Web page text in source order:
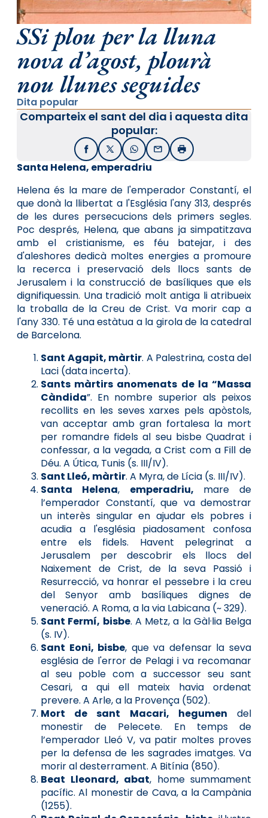
SSi plou per la lluna
nova d’agost, plourà
nou llunes seguides
Dita popular
Comparteix el sant del dia i aquesta dita
popular:
FacebookX / TwitterWhatsApp
EmailImprimir
Santa Helena, emperadriu
Helena és la mare de l'emperador Constantí, el
que donà la llibertat a l'Església l'any 313, després
de les dures persecu­cions dels primers segles.
Poc després, Helena, que abans ja simpatitzava
amb el cristianisme, es féu batejar, i des
d'aleshores dedicà moltes energies a promoure
la recerca i preservació dels llocs sants de
Jerusalem i la construcció de basíliques que els
dignifiquessin. Una tradició molt antiga li atribueix
la troballa de la Creu de Crist. Va morir cap a
l'any 330. Té una estàtua a la girola de la catedral
de Barcelona.
Sant Agapit, màrtir. A Palestrina, costa del
Laci (data incerta).
Sants màrtirs anomenats de la “Massa
Càndida”. En nombre superior als peixos
recollits en les seves xarxes pels apòstols,
van acceptar amb gran fortalesa la mort
per romandre fidels al seu bisbe Quadrat i
confessar, a la vegada, a Crist com a Fill de
Déu. A Útica, Tunis (s. III/IV).
Sant Lleó, màrtir. A Myra, de Lícia (s. III/IV).
Santa Helena, emperadriu, mare de
l’emperador Constantí, que va demostrar
un interès singular en ajudar els pobres i
acudia a l'església piadosament confosa
entre els fidels. Havent pelegrinat a
Jerusalem per descobrir els llocs del
Naixement de Crist, de la seva Passió i
Resurrecció, va honrar el pessebre i la creu
del Senyor amb basíliques dignes de
veneració. A Roma, a la via Labicana (~ 329).
Sant Fermí, bisbe. A Metz, a la Gàl·lia Belga
(s. IV).
Sant Eoni, bisbe, que va defensar la seva
església de l'error de Pelagi i va recomanar
al seu poble com a successor seu sant
Cesari, a qui ell mateix havia ordenat
prevere. A Arle, a la Provença (502).
Mort de sant Macari, hegumen del
monestir de Pelecete. En temps de
l’emperador Lleó V, va patir moltes proves
per la defensa de les sagrades imatges. Va
morir al desterrament. A Bitínia (850).
Beat Lleonard, abat, home summament
pacífic. Al monestir de Cava, a la Campània
(1255).